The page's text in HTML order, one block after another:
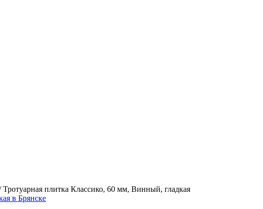
Тротуарная плитка Классико, 60 мм, Винный, гладкая